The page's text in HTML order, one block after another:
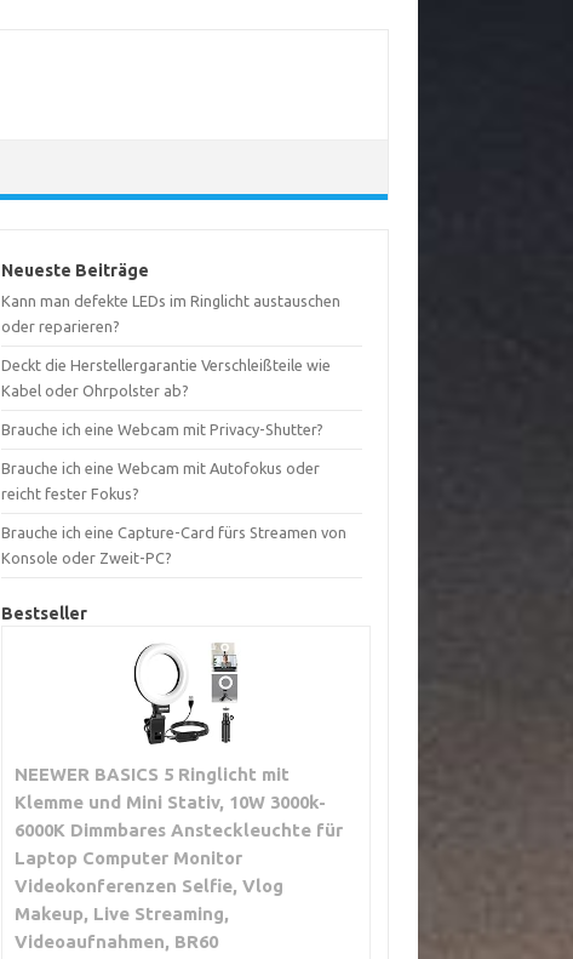
Neueste Beiträge
Kann man defekte LEDs im Ringlicht austauschen
oder reparieren?
Deckt die Herstellergarantie Verschleißteile wie
Kabel oder Ohrpolster ab?
Brauche ich eine Webcam mit Privacy-Shutter?
Brauche ich eine Webcam mit Autofokus oder
reicht fester Fokus?
Brauche ich eine Capture-Card fürs Streamen von
Konsole oder Zweit-PC?
Bestseller
NEEWER BASICS 5 Ringlicht mit
Klemme und Mini Stativ, 10W 3000k-
6000K Dimmbares Ansteckleuchte für
Laptop Computer Monitor
Videokonferenzen Selfie, Vlog
Makeup, Live Streaming,
Videoaufnahmen, BR60